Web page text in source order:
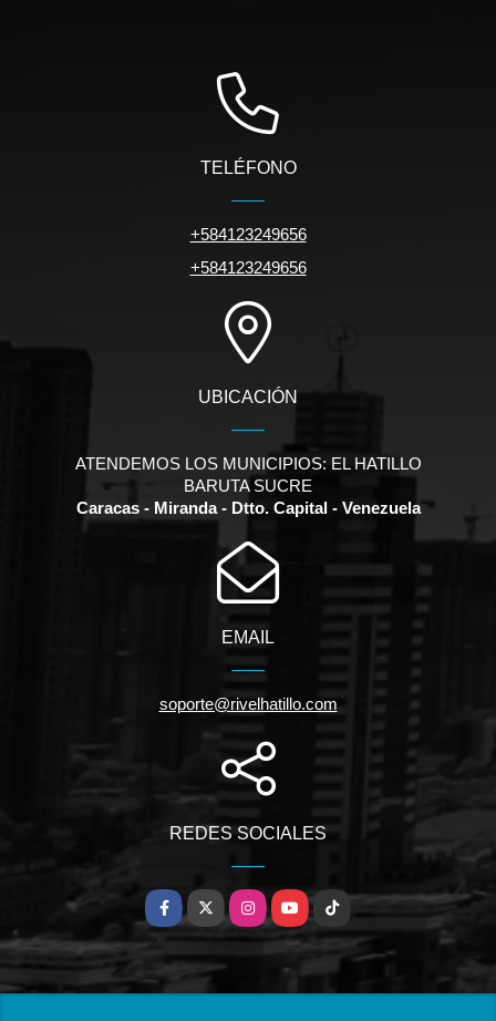
TELÉFONO
+584123249656
+584123249656
UBICACIÓN
ATENDEMOS LOS MUNICIPIOS: EL HATILLO
BARUTA SUCRE
Caracas - Miranda - Dtto. Capital - Venezuela
EMAIL
soporte@rivelhatillo.com
REDES SOCIALES
Facebook
X InstagramYouTubeTikTok